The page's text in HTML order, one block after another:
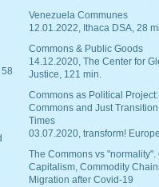
58
Venezuela Communes
12.01.2022, Ithaca DSA, 28
Commons & Public Goods
14.12.2020, The Center for
Justice, 121 min.
Commons as Political Project:
Commons and Just
Times
03.07.2020, transform!
The Commons vs "normality".
Capitalism, Commodity
Migration after Covid-19